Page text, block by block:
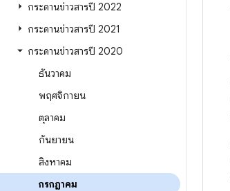
กระดานข่าวสารปี 2022
กระดานข่าวสารปี 2021
กระดานข่าวสารปี 2020
ธันวาคม
พฤศจิกายน
ตุลาคม
กันยายน
สิงหาคม
กรกฎาคม